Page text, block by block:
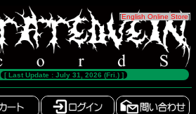
[English Online Store]
[ Last Update : July 31, 2026 (Fri.) ]